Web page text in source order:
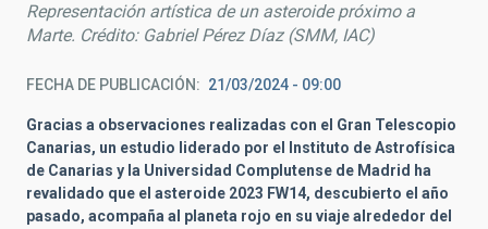
Representación artística de un asteroide próximo a
Marte. Crédito: Gabriel Pérez Díaz (SMM, IAC)
FECHA DE PUBLICACIÓN 21/03/2024 - 09:00
Gracias a observaciones realizadas con el Gran Telescopio
Canarias, un estudio liderado por el Instituto de Astrofísica
de Canarias y la Universidad Complutense de Madrid ha
revalidado que el asteroide 2023 FW14, descubierto el año
pasado, acompaña al planeta rojo en su viaje alrededor del